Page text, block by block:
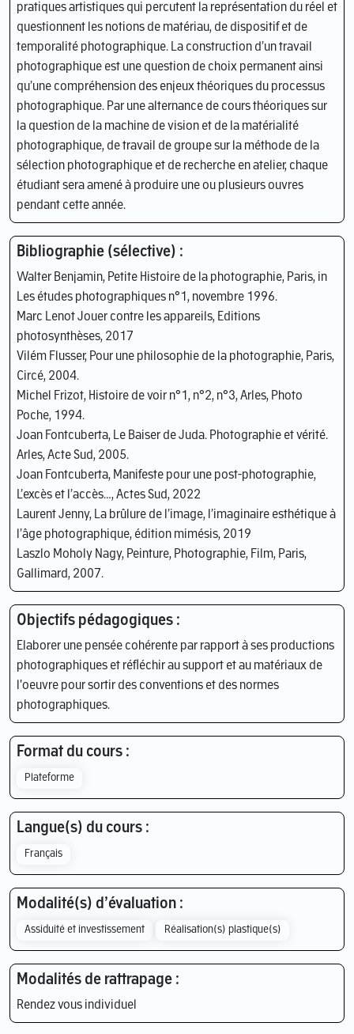
pratiques artistiques qui percutent la représentation du réel et
questionnent les notions de matériau, de dispositif et de
temporalité photographique. La construction d’un travail
photographique est une question de choix permanent ainsi
qu’une compréhension des enjeux théoriques du processus
photographique. Par une alternance de cours théoriques sur
la question de la machine de vision et de la matérialité
photographique, de travail de groupe sur la méthode de la
sélection photographique et de recherche en atelier, chaque
étudiant sera amené à produire une ou plusieurs ouvres
pendant cette année.
Bibliographie (sélective) :
Walter Benjamin, Petite Histoire de la photographie, Paris, in
Les études photographiques n°1, novembre 1996.
Marc Lenot Jouer contre les appareils, Editions
photosynthèses, 2017
Vilém Flusser, Pour une philosophie de la photographie, Paris,
Circé, 2004.
Michel Frizot, Histoire de voir n°1, n°2, n°3, Arles, Photo
Poche, 1994.
Joan Fontcuberta, Le Baiser de Juda. Photographie et vérité.
Arles, Acte Sud, 2005.
Joan Fontcuberta, Manifeste pour une post-photographie,
L’excès et l’accès…, Actes Sud, 2022
Laurent Jenny, La brûlure de l’image, l’imaginaire esthétique à
l’âge photographique, édition mimésis, 2019
Laszlo Moholy Nagy, Peinture, Photographie, Film, Paris,
Gallimard, 2007.
Objectifs pédagogiques :
Elaborer une pensée cohérente par rapport à ses productions
photographiques et réfléchir au support et au matériaux de
l'oeuvre pour sortir des conventions et des normes
photographiques.
Format du cours :
Plateforme
Langue(s) du cours :
Français
Modalité(s) d’évaluation :
Assiduité et investissement Réalisation(s) plastique(s)
Modalités de rattrapage :
Rendez vous individuel